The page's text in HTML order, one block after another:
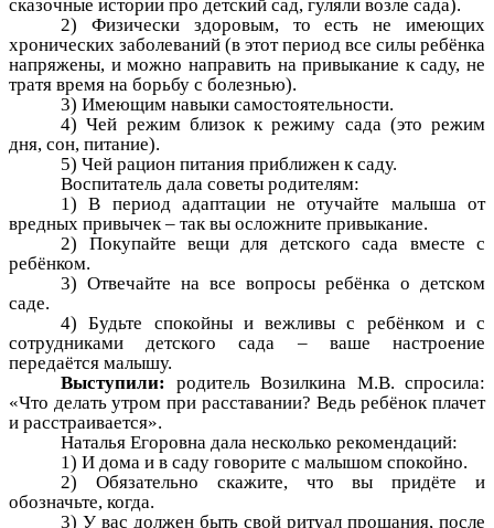
сказочные истории про детский сад, гуляли возле сада).
2) Физически здоровым, то есть не имеющих
хронических заболеваний (в этот период все силы ребёнка
напряжены, и можно направить на привыкание к саду, не
тратя время на борьбу с болезнью).
3) Имеющим навыки самостоятельности.
4) Чей режим близок к режиму сада (это режим
дня, сон, питание).
5) Чей рацион питания приближен к саду.
Воспитатель дала советы родителям:
1) В период адаптации не отучайте малыша от
вредных привычек – так вы осложните привыкание.
2) Покупайте вещи для детского сада вместе с
ребёнком.
3) Отвечайте на все вопросы ребёнка о детском
саде.
4) Будьте спокойны и вежливы с ребёнком и с
сотрудниками детского сада – ваше настроение
передаётся малышу.
Выступили: родитель Возилкина М.В. спросила:
«Что делать утром при расставании? Ведь ребёнок плачет
и расстраивается».
Наталья Егоровна дала несколько рекомендаций:
1) И дома и в саду говорите с малышом спокойно.
2) Обязательно скажите, что вы придёте и
обозначьте, когда.
3) У вас должен быть свой ритуал прощания, после